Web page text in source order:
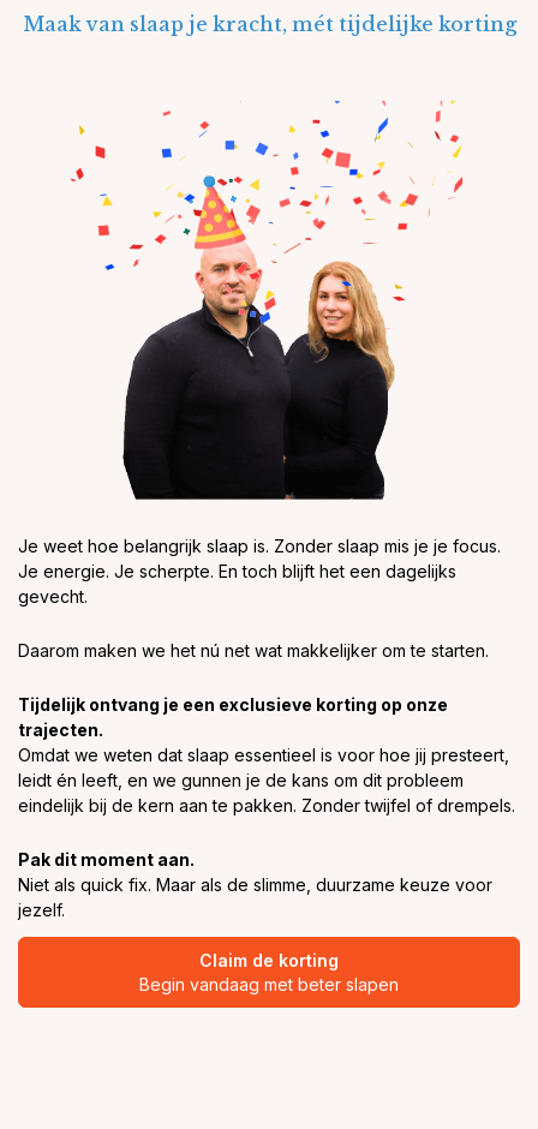
Maak van slaap je kracht, mét tijdelijke korting
Je weet hoe belangrijk slaap is. Zonder slaap mis je je focus.
Je energie. Je scherpte. En toch blijft het een dagelijks
gevecht.
Daarom maken we het nú net wat makkelijker om te starten.
Tijdelijk ontvang je een exclusieve korting op onze
trajecten.
Omdat we weten dat slaap essentieel is voor hoe jij presteert,
leidt én leeft, en we gunnen je de kans om dit probleem
eindelijk bij de kern aan te pakken. Zonder twijfel of drempels.
Pak dit moment aan.
Niet als quick fix. Maar als de slimme, duurzame keuze voor
jezelf.
Claim de korting
Begin vandaag met beter slapen